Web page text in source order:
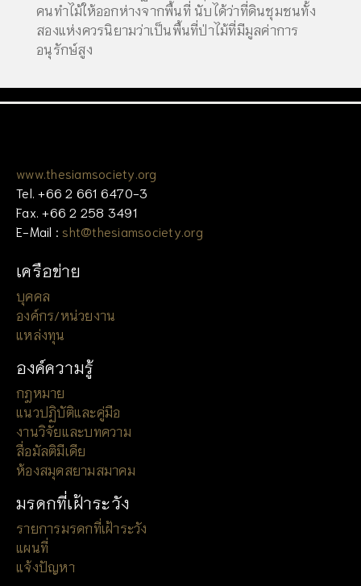
คนทำไม้ให้ออกห่างจากพื้นที่ นับได้ว่าที่ดินชุมชนทั้ง
สองแห่งควรนิยามว่าเป็นพื้นที่ป่าไม้ที่มีมูลค่าการ
อนุรักษ์สูง
www.thesiamsociety.org
Tel. +66 2 661 6470-3
Fax. +66 2 258 3491
E-Mail : sht@thesiamsociety.org
เครือข่าย
บุคคล
องค์กร/หน่วยงาน
แหล่งทุน
องค์ความรู้
กฎหมาย
แนวปฏิบัติและคู่มือ
งานวิจัยและบทความ
สื่อมัลติมีเดีย
ห้องสมุดสยามสมาคม
มรดกที่เฝ้าระวัง
รายการมรดกที่เฝ้าระวัง
แผนที่
แจ้งปัญหา